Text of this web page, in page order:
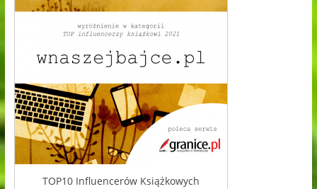
TOP10 Influencerów Książkowych